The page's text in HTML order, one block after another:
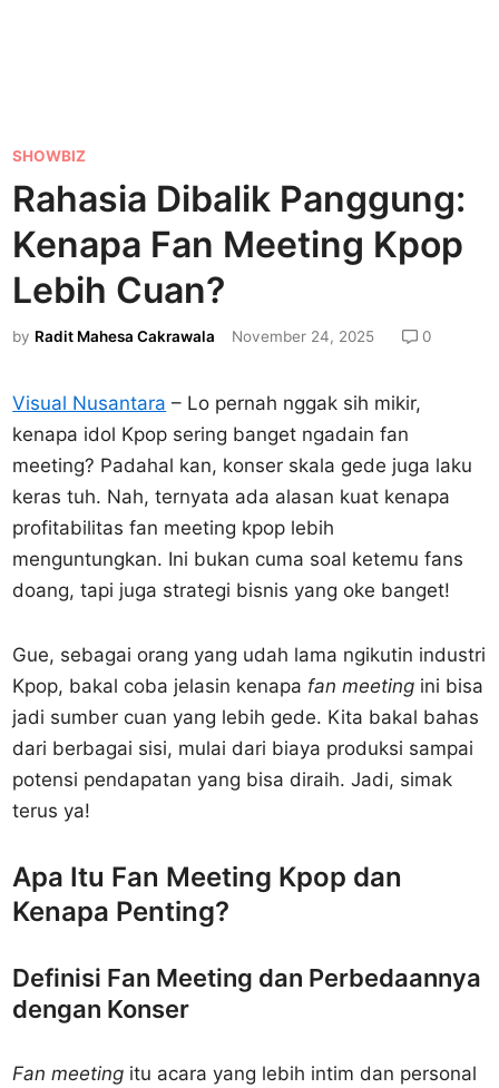
P
o
s
e
d
i
SHOWBIZ
Rahasia Dibalik Panggung:
Kenapa Fan Meeting Kpop
Lebih Cuan?
by Radit Mahesa Cakrawala November 24, 2025 0
Visual Nusantara – Lo pernah nggak sih mikir,
kenapa idol Kpop sering banget ngadain fan
meeting? Padahal kan, konser skala gede juga laku
keras tuh. Nah, ternyata ada alasan kuat kenapa
profitabilitas fan meeting kpop lebih
menguntungkan. Ini bukan cuma soal ketemu fans
doang, tapi juga strategi bisnis yang oke banget!
Gue, sebagai orang yang udah lama ngikutin industri
Kpop, bakal coba jelasin kenapa fan meeting ini bisa
jadi sumber cuan yang lebih gede. Kita bakal bahas
dari berbagai sisi, mulai dari biaya produksi sampai
potensi pendapatan yang bisa diraih. Jadi, simak
terus ya!
Apa Itu Fan Meeting Kpop dan
Kenapa Penting?
Definisi Fan Meeting dan Perbedaannya
dengan Konser
Fan meeting itu acara yang lebih intim dan personal